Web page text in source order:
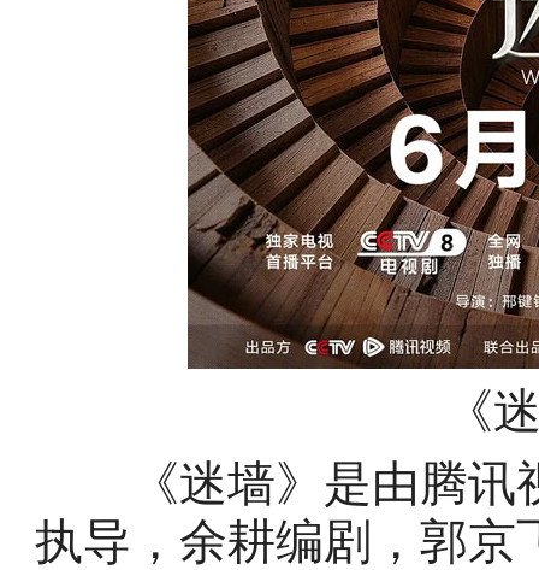
《
《迷墙》是由腾讯
执导，余耕编剧，郭京